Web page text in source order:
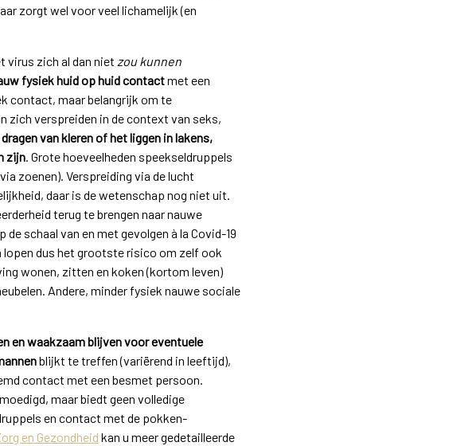
zorgt wel voor veel lichamelijk (en
virus zich al dan niet zou kunnen
fysiek huid op huid contactmet een
contact, maar belangrijk om te
zich verspreiden in de context van seks,
van kleren of het liggen in lakens,
zijn. Grote hoeveelheden speekseldruppels
zoenen). Verspreiding via de lucht
daar is de wetenschap nog niet uit.
terug te brengen naar nauwe
schaal van en met gevolgen à la Covid-19
lopen dus het grootste risico om zelf ook
wonen, zitten en koken (kortom leven)
Andere, minder fysiek nauwe sociale
en waakzaam blijven voor eventuele
blijkt te treffen (variërend in leeftijd),
contact met een besmet persoon.
maar biedt geen volledige
en contact met de pokken-
en Gezondheid kan u meer gedetailleerde